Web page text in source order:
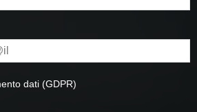
dati (GDPR)